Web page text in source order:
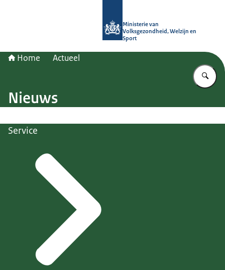
Ministerie van
Volksgezondheid, Welzijn en
Sport
Home Actueel
Nieuws
Service